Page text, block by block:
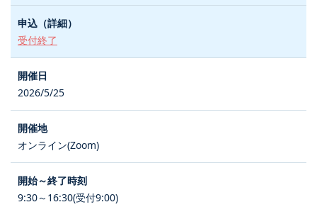
受付終了
2026/5/25
オンライン(Zoom)
9:30～16:30(受付9:00)